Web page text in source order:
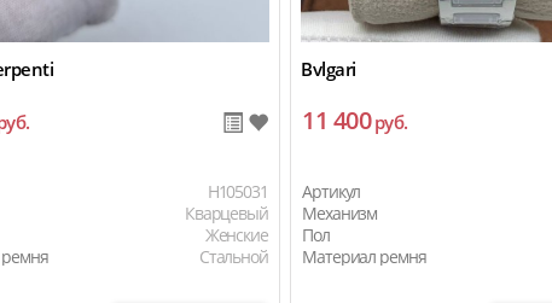
H105031
Кварцевый
Женские
Стальной
Bvlgari
11 400руб.
Артикул
Механизм
Пол
Материал ремня